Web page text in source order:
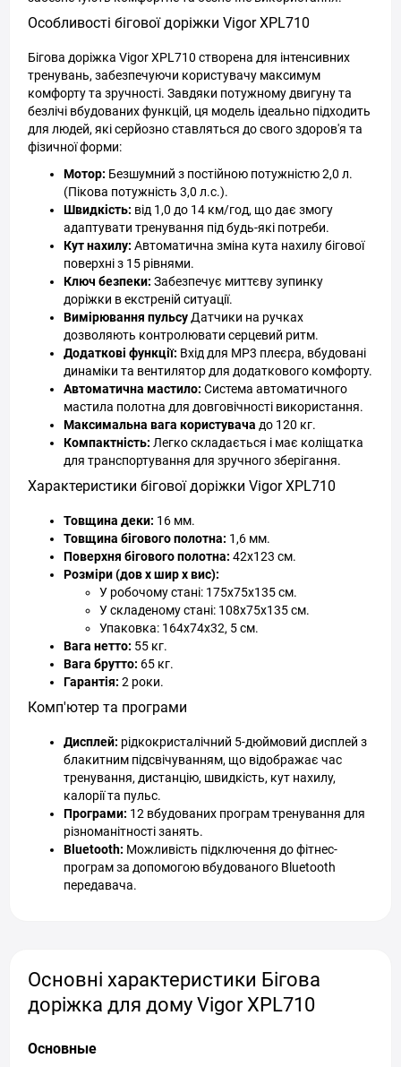
Особливості бігової доріжки Vigor XPL710
Бігова доріжка Vigor XPL710 створена для інтенсивних
тренувань, забезпечуючи користувачу максимум
комфорту та зручності. Завдяки потужному двигуну та
безлічі вбудованих функцій, ця модель ідеально підходить
для людей, які серйозно ставляться до свого здоров'я та
фізичної форми:
Мотор: Безшумний з постійною потужністю 2,0 л.
(Пікова потужність 3,0 л.с.).
Швидкість: від 1,0 до 14 км/год, що дає змогу
адаптувати тренування під будь-які потреби.
Кут нахилу: Автоматична зміна кута нахилу бігової
поверхні з 15 рівнями.
Ключ безпеки: Забезпечує миттєву зупинку
доріжки в екстреній ситуації.
Вимірювання пульсу Датчики на ручках
дозволяють контролювати серцевий ритм.
Додаткові функції: Вхід для MP3 плеєра, вбудовані
динаміки та вентилятор для додаткового комфорту.
Автоматична мастило: Система автоматичного
мастила полотна для довговічності використання.
Максимальна вага користувача до 120 кг.
Компактність: Легко складається і має коліщатка
для транспортування для зручного зберігання.
Характеристики бігової доріжки Vigor XPL710
Товщина деки: 16 мм.
Товщина бігового полотна: 1,6 мм.
Поверхня бігового полотна: 42х123 см.
Розміри (дов х шир х вис):
У робочому стані: 175х75х135 см.
У складеному стані: 108х75х135 см.
Упаковка: 164х74х32, 5 см.
Вага нетто: 55 кг.
Вага брутто: 65 кг.
Гарантія: 2 роки.
Комп'ютер та програми
Дисплей: рідкокристалічний 5-дюймовий дисплей з
блакитним підсвічуванням, що відображає час
тренування, дистанцію, швидкість, кут нахилу,
калорії та пульс.
Програми: 12 вбудованих програм тренування для
різноманітності занять.
Bluetooth: Можливість підключення до фітнес-
програм за допомогою вбудованого Bluetooth
передавача.
Основні характеристики Бігова
доріжка для дому Vigor XPL710
Основные